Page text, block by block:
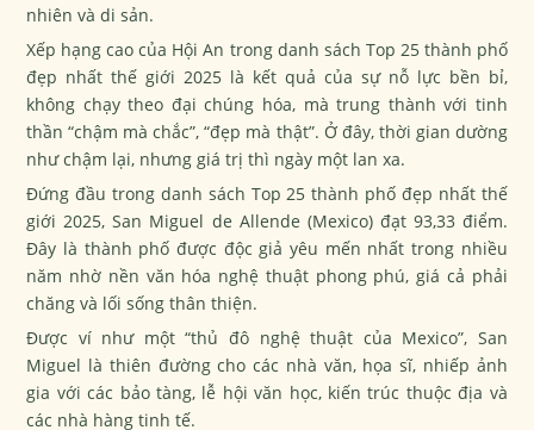
nhiên và di sản.
Xếp hạng cao của Hội An trong danh sách Top 25 thành phố
đẹp nhất thế giới 2025 là kết quả của sự nỗ lực bền bỉ,
không chạy theo đại chúng hóa, mà trung thành với tinh
thần “chậm mà chắc”, “đẹp mà thật”. Ở đây, thời gian dường
như chậm lại, nhưng giá trị thì ngày một lan xa.
Đứng đầu trong danh sách Top 25 thành phố đẹp nhất thế
giới 2025, San Miguel de Allende (Mexico) đạt 93,33 điểm.
Đây là thành phố được độc giả yêu mến nhất trong nhiều
năm nhờ nền văn hóa nghệ thuật phong phú, giá cả phải
chăng và lối sống thân thiện.
Được ví như một “thủ đô nghệ thuật của Mexico”, San
Miguel là thiên đường cho các nhà văn, họa sĩ, nhiếp ảnh
gia với các bảo tàng, lễ hội văn học, kiến trúc thuộc địa và
các nhà hàng tinh tế.